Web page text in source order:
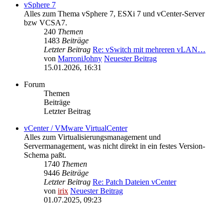
vSphere 7
Alles zum Thema vSphere 7, ESXi 7 und vCenter-Server
bzw VCSA7.
240 Themen
1483 Beiträge
Letzter Beitrag Re: vSwitch mit mehreren vLAN…
von MarroniJohny Neuester Beitrag
15.01.2026, 16:31
Forum
Themen
Beiträge
Letzter Beitrag
vCenter / VMware VirtualCenter
Alles zum Virtualisierungsmanagement und
Servermanagement, was nicht direkt in ein festes Version-
Schema paßt.
1740 Themen
9446 Beiträge
Letzter Beitrag Re: Patch Dateien vCenter
von irix Neuester Beitrag
01.07.2025, 09:23